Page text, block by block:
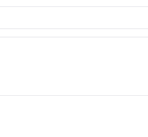
trợ
tạitrang map Minecraft Bedrock— thành phố,